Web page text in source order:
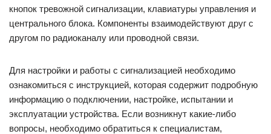
кнопок тревожной сигнализации, клавиатуры управления и
центрального блока. Компоненты взаимодействуют друг с
другом по радиоканалу или проводной связи.
Для настройки и работы с сигнализацией необходимо
ознакомиться с инструкцией, которая содержит подробную
информацию о подключении, настройке, испытании и
эксплуатации устройства. Если возникнут какие-либо
вопросы, необходимо обратиться к специалистам,